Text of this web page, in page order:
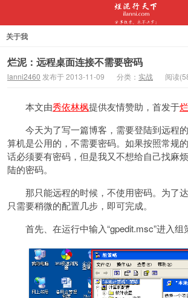
关于我
烂泥：远程桌面连接不需要密码
lanni2460 发布于 2013-11-09 分类： 实战 阅读
本文由秀依林枫提供友情赞助，首发于
今天为了写一篇博客，需要登陆到远程
算机是公用的，不需要密码。如果按照常规
话必须要有密码，但是我又不想给自己找麻
陆的密码。
那只能远程的时候，不使用密码。为了
只需要稍微的配置几步，即可完成。
首先、在运行中输入“gpedit.msc”进入组